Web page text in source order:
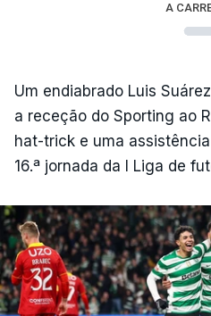
A
Um endiabrado Luis
a receção do Sporting ao
hat-trick e uma
16.ª jornada da I Liga de